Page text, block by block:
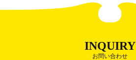
INQUIRY
お問い合わせ